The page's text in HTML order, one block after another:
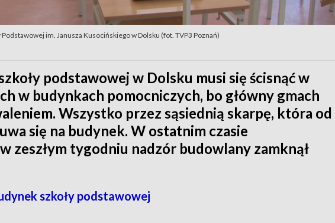
im. Janusza Kusocińskiego w Dolsku (fot. TVP3 Poznań)
podstawowej w Dolsku musi się ścisnąć w
w budynkach pomocniczych, bo główny gmach
Wszystko przez sąsiednią skarpę, która od
się na budynek. W ostatnim czasie
zeszłym tygodniu nadzór budowlany zamknął
szkoły podstawowej